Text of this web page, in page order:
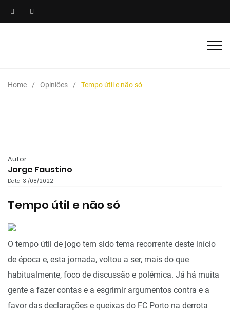
Home Opiniões Tempo útil e não só
Autor
Jorge Faustino
Data: 31/08/2022
Tempo útil e não só
O tempo útil de jogo tem sido tema recorrente deste início
de época e, esta jornada, voltou a ser, mais do que
habitualmente, foco de discussão e polémica. Já há muita
gente a fazer contas e a esgrimir argumentos contra e a
favor das declarações e queixas do FC Porto na derrota